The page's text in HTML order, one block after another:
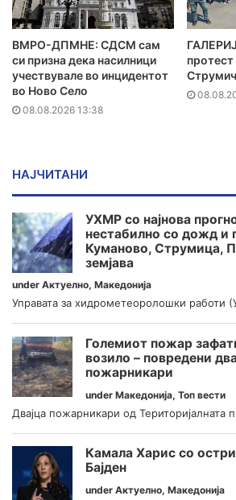
ВМРО-ДПМНЕ: СДСМ сам
си призна дека насилници
учествувале во инцидентот
во Ново Село
08.08.2026 13:38
НАЈЧИТАНИ
УХМР со најнова
нестабилно со дожд и
Куманово, Струмица,
земјава
under Актуелно, Македонија
Управата за хидрометеоролошки работи
Големиот пожар
возило – повредени
пожарникари
under Македонија, Топ вести
Двајца пожарникари од Територијалната
Камала Харис со
Бајден
under Актуелно, Македонија